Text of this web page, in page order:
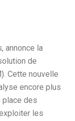
annonce la
de
Cette nouvelle
encore plus
des
les